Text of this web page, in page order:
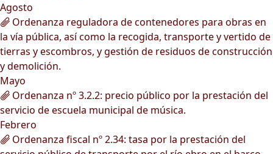
Agosto
Ordenanza reguladora de contenedores para obras en
la vía pública, así como la recogida, transporte y vertido de
tierras y escombros, y gestión de residuos de construcción
y demolición.
Mayo
Ordenanza nº 3.2.2: precio público por la prestación del
servicio de escuela municipal de música.
Febrero
Ordenanza fiscal nº 2.34: tasa por la prestación del